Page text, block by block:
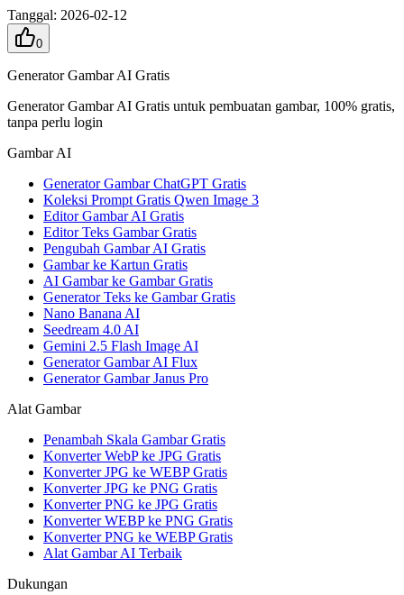
Tanggal: 2026-02-12
0
Generator Gambar AI Gratis
Generator Gambar AI Gratis untuk pembuatan gambar, 100% gratis,
tanpa perlu login
Gambar AI
Generator Gambar ChatGPT Gratis
Koleksi Prompt Gratis Qwen Image 3
Editor Gambar AI Gratis
Editor Teks Gambar Gratis
Pengubah Gambar AI Gratis
Gambar ke Kartun Gratis
AI Gambar ke Gambar Gratis
Generator Teks ke Gambar Gratis
Nano Banana AI
Seedream 4.0 AI
Gemini 2.5 Flash Image AI
Generator Gambar AI Flux
Generator Gambar Janus Pro
Alat Gambar
Penambah Skala Gambar Gratis
Konverter WebP ke JPG Gratis
Konverter JPG ke WEBP Gratis
Konverter JPG ke PNG Gratis
Konverter PNG ke JPG Gratis
Konverter WEBP ke PNG Gratis
Konverter PNG ke WEBP Gratis
Alat Gambar AI Terbaik
Dukungan